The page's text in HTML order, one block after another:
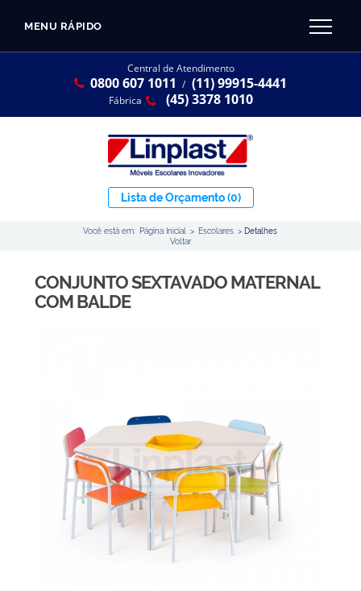
MENU RÁPIDO
Central de Atendimento
0800 607 1011 / (11) 99915-4441
Fábrica (45) 3378 1010
Lista de Orçamento(0)
Você está em: Página Inicial > Escolares >Detalhes
Voltar
CONJUNTO SEXTAVADO MATERNAL
COM BALDE
Linha Resina Plástica
Ambiente Maker
Longarinas
Quadro Branco
Linha Wood Prime
Cadeira especial
CATÁLOGO LINPLAST 2025
SOBRE A EMPRESA